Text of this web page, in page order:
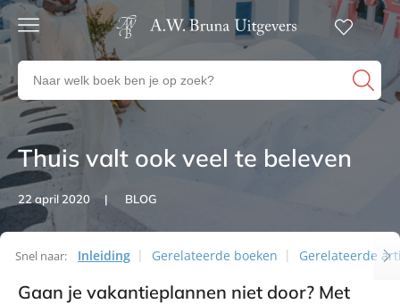
Gratis
verzending
Voor
23:00
besteld,
volgende
werkdag
in huis
Veilig
betalen
Gratis
Zoeken
naar
boeken,
auteurs
en
uitgevers
Artikelen
Thuis valt ook veel te beleven
22 april 2020 BLOG
Snel naar: Inleiding Gerelateerde boeken
Gerelateerde
Artikelen
Gaan je vakantieplannen niet door? Met